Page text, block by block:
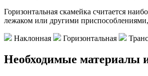
Горизонтальная скамейка считается
лежаком или другими
Наклонная Горизонтальная
Необходимые материалы